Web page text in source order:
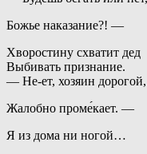
Божье наказание?! —
Хворостину схватит дед
Выбивать признание.
— Не-ет, хозяин
Жалобно проме́кает. —
Я из дома ни ногой…